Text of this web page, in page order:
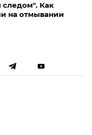
следом". Как
на отмывании